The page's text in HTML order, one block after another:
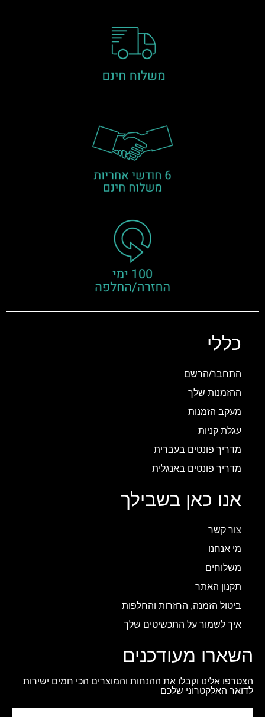
כללי
התחבר/הרשם
ההזמנות שלך
מעקב הזמנות
עגלת קניות
מדריך פונטים בעברית
מדריך פונטים באנגלית
אנו כאן בשבילך
צור קשר
מי אנחנו
משלוחים
תקנון האתר
ביטול הזמנה, החזרות והחלפות
איך לשמור על התכשיטים שלך
השארו מעודכנים
הצטרפו אלינו וקבלו את ההנחות והמוצרים הכי חמים ישירות
לדואר האלקטרוני שלכם